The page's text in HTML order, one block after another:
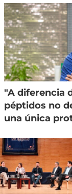
"A diferencia
péptidos no
una única